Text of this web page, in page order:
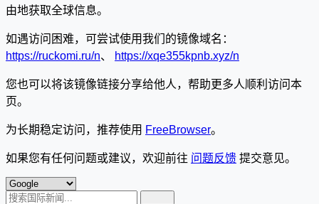
由地获取全球信息。
如遇访问困难，可尝试使用我们的镜像域名：
https://ruckomi.ru/n、 https://xqe355kpnb.xyz/n
您也可以将该镜像链接分享给他人，帮助更多人顺利访问本
页。
为长期稳定访问，推荐使用 FreeBrowser。
如果您有任何问题或建议，欢迎前往 问题反馈 提交意见。